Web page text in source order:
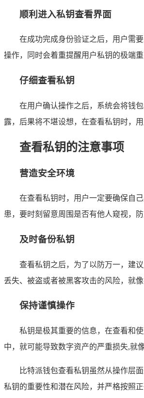
顺利进入私钥查看界面
在成功完成身份验证之后，用户需
操作，同时会着重提醒用户私钥的极端
仔细查看私钥
在用户确认操作之后，系统会将钱
露，后果将不堪设想，在查看私钥时，
查看私钥的注意事项
营造安全环境
在查看私钥时，用户一定要确保自
患，要时刻留意周围是否有他人窥视，
及时备份私钥
查看私钥之后，为了以防万一，建
丢失、被盗或者被黑客攻击的风险，就
保持谨慎操作
私钥是极其重要的信息，在查看和
中，就可能导致数字资产的严重损失,就
比特派钱包查看私钥虽然从操作层
私钥的重要性和潜在风险，并严格按照